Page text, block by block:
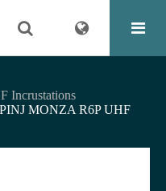
Incrustations
MONZA R6P UHF